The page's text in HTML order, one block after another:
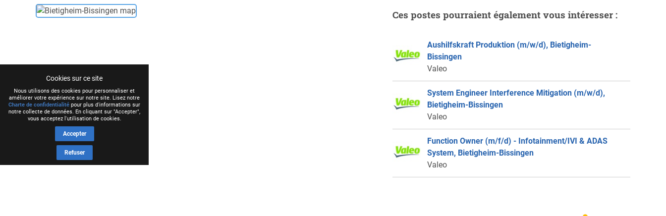
Ces postes pourraient également vous intéresser :
Aushilfskraft Produktion (m/w/d), Bietigheim-
Bissingen
Valeo
System Engineer Interference Mitigation (m/w/d),
Bietigheim-Bissingen
Valeo
Function Owner (m/f/d) - Infotainment/IVI & ADAS
System, Bietigheim-Bissingen
Valeo
Cookies sur ce site
Nous utilisons des cookies pour personnaliser et
améliorer votre expérience sur notre site. Lisez notre
Charte de confidentialité pour plus d'informations sur
notre collecte de données. En cliquant sur "Accepter",
vous acceptez l'utilisation de cookies.
Accepter
Refuser